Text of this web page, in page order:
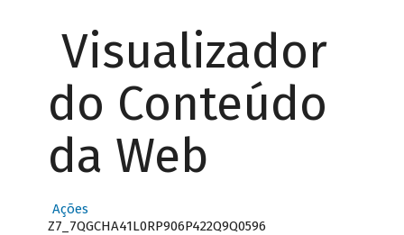
Visualizador
do Conteúdo
da Web
Ações
Z7_7QGCHA41L0RP906P422Q9Q0596